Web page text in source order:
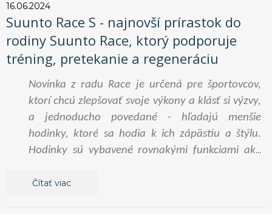
16.06.2024
Suunto Race S - najnovší prírastok do
rodiny Suunto Race, ktorý podporuje
tréning, pretekanie a regeneráciu
Novinka z radu Race je určená pre športovcov,
ktorí chcú zlepšovať svoje výkony a klásť si výzvy,
a jednoducho povedané - hľadajú menšie
hodinky, ktoré sa hodia k ich zápästiu a štýlu.
Hodinky sú vybavené rovnakými funkciami ako
Čítať viac